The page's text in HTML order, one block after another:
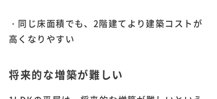
・同じ床面積でも、2階建てより建築コストが
高くなりやすい
将来的な増築が難しい